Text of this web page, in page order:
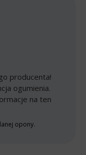
producenta!
ogumienia.
na ten
opony.